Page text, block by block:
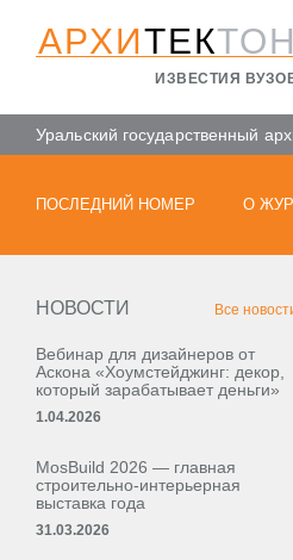
АРХИТЕКТОН
ИЗВЕСТИЯ
Уральский государственный
ПОСЛЕДНИЙ НОМЕР О
НОВОСТИ Все
Вебинар для дизайнеров от
Аскона «Хоумстейджинг: декор,
который зарабатывает деньги»
1.04.2026
MosBuild 2026 — главная
строительно-интерьерная
выставка года
31.03.2026